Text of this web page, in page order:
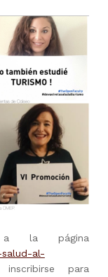
la página
al-
para